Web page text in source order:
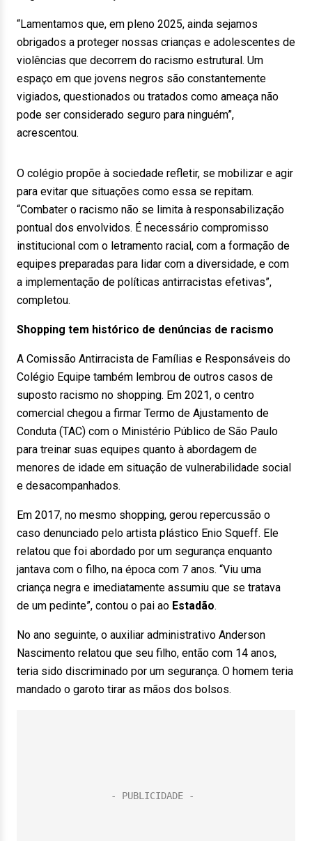
“Lamentamos que, em pleno 2025, ainda sejamos
obrigados a proteger nossas crianças e adolescentes de
violências que decorrem do racismo estrutural. Um
espaço em que jovens negros são constantemente
vigiados, questionados ou tratados como ameaça não
pode ser considerado seguro para ninguém”,
acrescentou.
O colégio propõe à sociedade refletir, se mobilizar e agir
para evitar que situações como essa se repitam.
“Combater o racismo não se limita à responsabilização
pontual dos envolvidos. É necessário compromisso
institucional com o letramento racial, com a formação de
equipes preparadas para lidar com a diversidade, e com
a implementação de políticas antirracistas efetivas”,
completou.
Shopping tem histórico de denúncias de racismo
A Comissão Antirracista de Famílias e Responsáveis do
Colégio Equipe também lembrou de outros casos de
suposto racismo no shopping. Em 2021, o centro
comercial chegou a firmar Termo de Ajustamento de
Conduta (TAC) com o Ministério Público de São Paulo
para treinar suas equipes quanto à abordagem de
menores de idade em situação de vulnerabilidade social
e desacompanhados.
Em 2017, no mesmo shopping, gerou repercussão o
caso denunciado pelo artista plástico Enio Squeff. Ele
relatou que foi abordado por um segurança enquanto
jantava com o filho, na época com 7 anos. “Viu uma
criança negra e imediatamente assumiu que se tratava
de um pedinte”, contou o pai ao Estadão.
No ano seguinte, o auxiliar administrativo Anderson
Nascimento relatou que seu filho, então com 14 anos,
teria sido discriminado por um segurança. O homem teria
mandado o garoto tirar as mãos dos bolsos.